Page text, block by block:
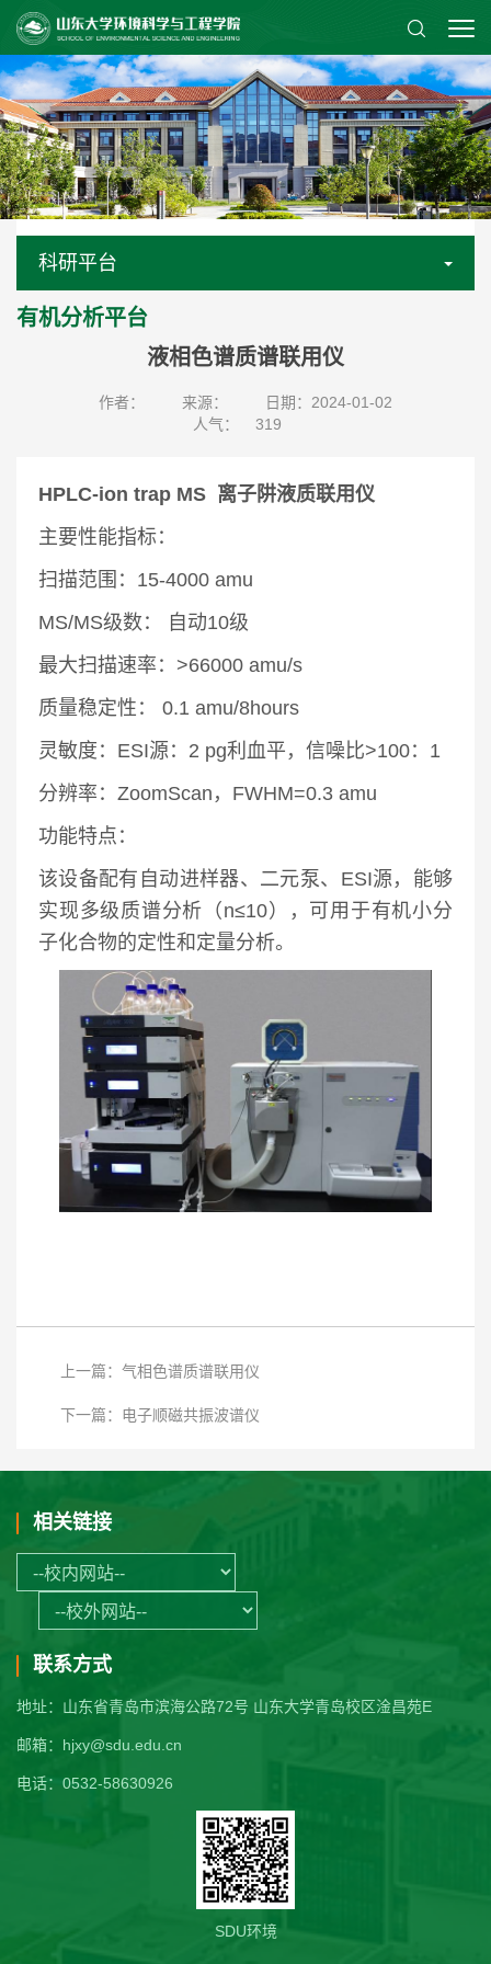
科研平台
有机分析平台
液相色谱质谱联用仪
作者： 来源：
日期：2024-01-02
人气：
319
HPLC-ion trap MS 离子阱液质联用仪
主要性能指标：
扫描范围：15-4000 amu
MS/MS级数： 自动10级
最大扫描速率：>66000 amu/s
质量稳定性： 0.1 amu/8hours
灵敏度：ESI源：2 pg利血平，信噪比>100：1
分辨率：ZoomScan，FWHM=0.3 amu
功能特点：
该设备配有自动进样器、二元泵、ESI源，能够
实现多级质谱分析（n≤10），可用于有机小分
子化合物的定性和定量分析。
上一篇：气相色谱质谱联用仪
下一篇：电子顺磁共振波谱仪
相关链接
联系方式
地址：山东省青岛市滨海公路72号 山东大学青岛校区淦昌苑E
邮箱：hjxy@sdu.edu.cn
电话：0532-58630926
SDU环境